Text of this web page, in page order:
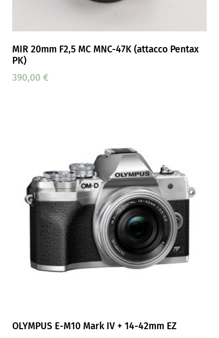
MIR 20mm F2,5 MC MNC-47K (attacco Pentax
PK)
390,00 €
OLYMPUS E-M10 Mark IV + 14-42mm EZ